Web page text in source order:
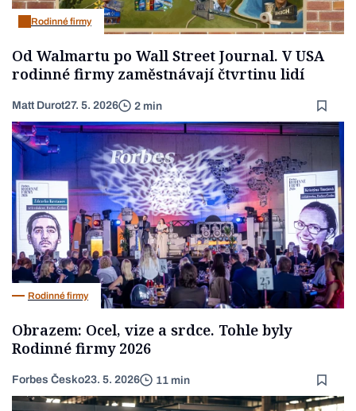
Rodinné firmy
Od Walmartu po Wall Street Journal. V USA
rodinné firmy zaměstnávají čtvrtinu lidí
Matt Durot27. 5. 2026 2 min
Rodinné firmy
Obrazem: Ocel, vize a srdce. Tohle byly
Rodinné firmy 2026
Forbes Česko23. 5. 2026 11 min